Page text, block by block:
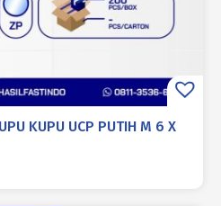
KUPU UCP PUTIH M 6 X